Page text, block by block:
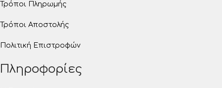
Τρόποι Πληρωμής
Τρόποι Αποστολής
Πολιτική Επιστροφών
Πληροφορίες